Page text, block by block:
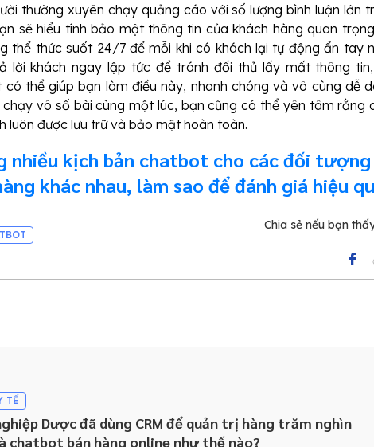
thường xuyên chạy quảng cáo với số lượng bình luận lớn
sẽ hiểu tính bảo mật thông tin của khách hàng quan
thể thức suốt 24/7 để mỗi khi có khách lại tự động ẩn tay
lời khách ngay lập tức để tránh đối thủ lấy mất thông
có thể giúp bạn làm điều này, nhanh chóng và vô cùng dễ
chạy vô số bài cùng một lúc, bạn cũng có thể yên tâm rằng
luôn được lưu trữ và bảo mật hoàn toàn.
nhiều kịch bản chatbot cho các đối tượng
khác nhau, làm sao để đánh giá hiệu
dung?
Chia sẻ nếu bạn
TẾ
Dược đã dùng CRM để quản trị hàng trăm nghìn
chatbot bán hàng online như thế nào?